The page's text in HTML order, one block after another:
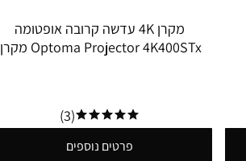
מקרן 4K עדשה קרובה אופטומה
Optoma Projector 4K400STx מקרן
(3)
פרטים נוספים